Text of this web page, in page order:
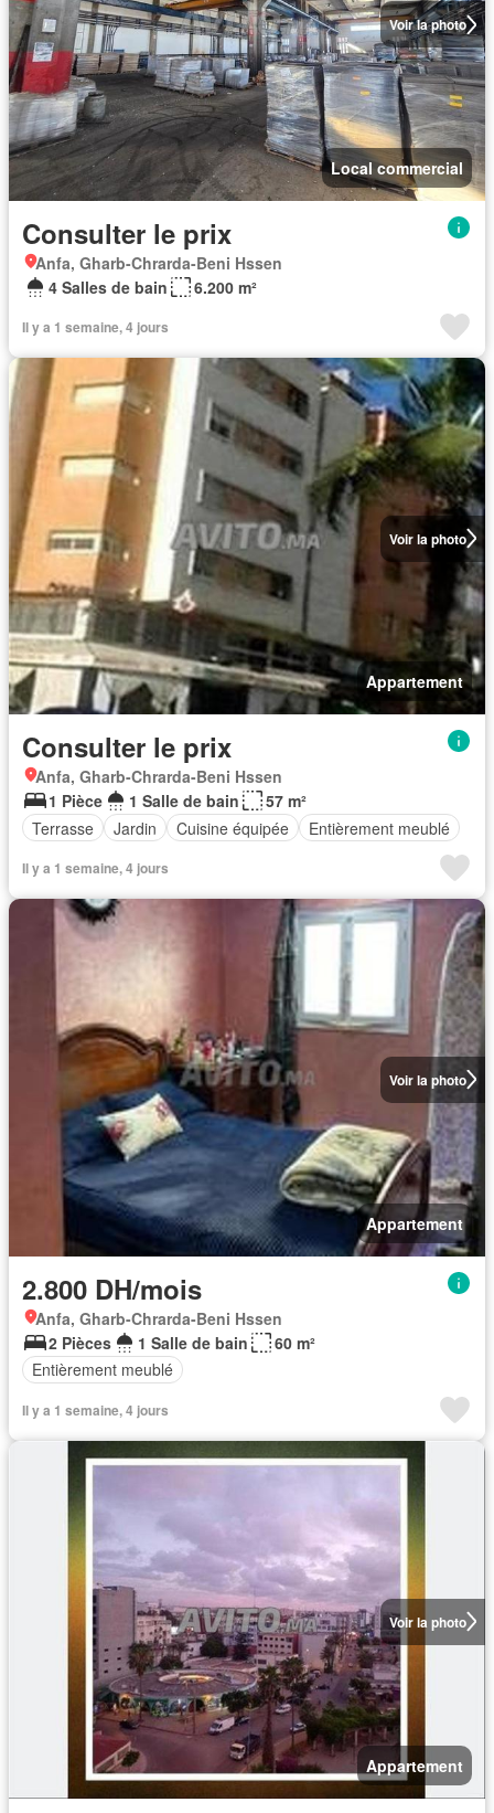
Voir la photo
Local commercial
Consulter le prix
Anfa, Gharb-Chrarda-Beni Hssen
4 Salles de bain
6.200 m²
Il y a 1 semaine, 4 jours
Voir la photo
Appartement
Consulter le prix
Anfa, Gharb-Chrarda-Beni Hssen
1 Pièce
1 Salle de bain
57 m²
Terrasse
Jardin Cuisine équipée Entièrement meublé
Il y a 1 semaine, 4 jours
Voir la photo
Appartement
2.800 DH/mois
Anfa, Gharb-Chrarda-Beni Hssen
2 Pièces
1 Salle de bain
60 m²
Entièrement meublé
Il y a 1 semaine, 4 jours
Voir la photo
Appartement